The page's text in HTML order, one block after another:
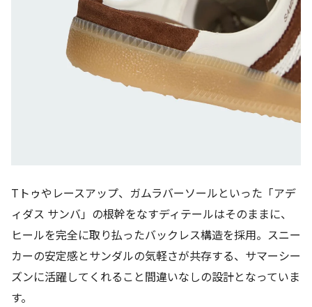
Tトゥやレースアップ、ガムラバーソールといった「アデ
ィダス サンバ」の根幹をなすディテールはそのままに、
ヒールを完全に取り払ったバックレス構造を採用。スニー
カーの安定感とサンダルの気軽さが共存する、サマーシー
ズンに活躍してくれること間違いなしの設計となっていま
す。